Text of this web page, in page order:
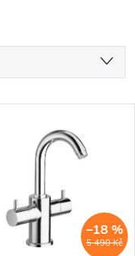
5 490 Kč
–18 %